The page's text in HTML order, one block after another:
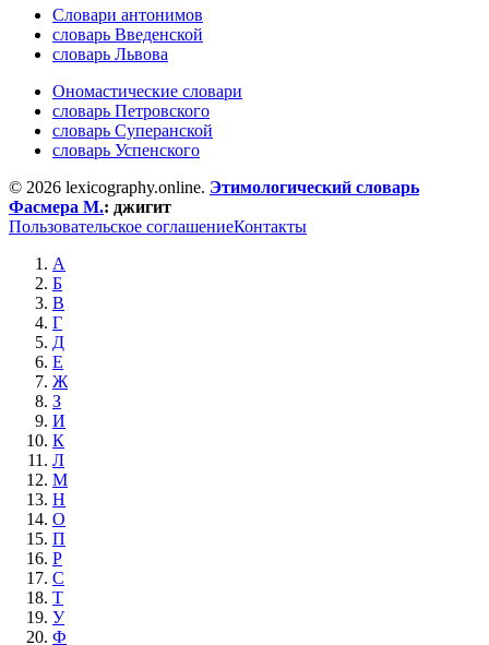
Словари антонимов
словарь Введенской
словарь Львова
Ономастические словари
словарь Петровского
словарь Суперанской
словарь Успенского
© 2026 lexicography.online. Этимологический словарь
Фасмера М.: джигит
Пользовательское соглашениеКонтакты
А
Б
В
Г
Д
Е
Ж
З
И
К
Л
М
Н
О
П
Р
С
Т
У
Ф